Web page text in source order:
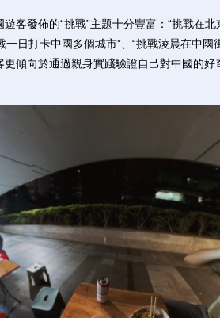
發佈的“挑戰”主題十分豐富：“挑戰在北
戰一日打卡中國多個城市”、“挑戰淩晨在中
傾向於通過親身實踐驗證自己對中國的好